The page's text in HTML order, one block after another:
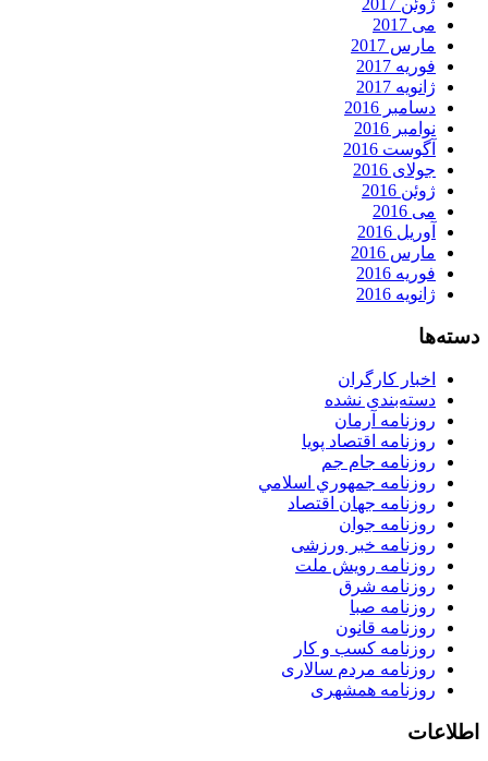
می 2017
مارس 2017
فوریه 2017
ژانویه 2017
دسامبر 2016
نوامبر 2016
آگوست 2016
جولای 2016
ژوئن 2016
می 2016
آوریل 2016
مارس 2016
فوریه 2016
ژانویه 2016
دسته‌ها
اخبار کارگران
دسته‌بندی نشده
روزنامه آرمان
روزنامه اقتصاد پویا
روزنامه جام جم
روزنامه جمهوري اسلامي
روزنامه جهان اقتصاد
روزنامه جوان
روزنامه خبر ورزشى
روزنامه رویش ملت
روزنامه شرق
روزنامه صبا
روزنامه قانون
روزنامه كسب و كار
روزنامه مردم سالاری
روزنامه همشهری
اطلاعات